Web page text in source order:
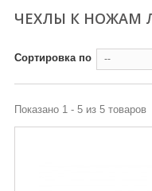
ЧЕХЛЫ К НОЖАМ
Сортировка по --
Показано 1 - 5 из 5 товаров